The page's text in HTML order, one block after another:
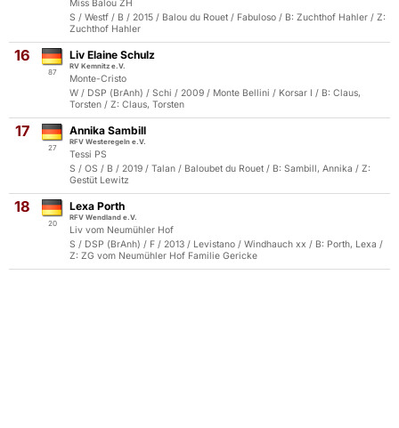
Miss Balou ZH
S / Westf / B / 2015 / Balou du Rouet / Fabuloso / B: Zuchthof Hahler / Z:
Zuchthof Hahler
16
87
Liv Elaine Schulz
RV Kemnitz e.V.
Monte-Cristo
W / DSP (BrAnh) / Schi / 2009 / Monte Bellini / Korsar I / B: Claus,
Torsten / Z: Claus, Torsten
17
27
Annika Sambill
RFV Westeregeln e.V.
Tessi PS
S / OS / B / 2019 / Talan / Baloubet du Rouet / B: Sambill, Annika / Z:
Gestüt Lewitz
18
20
Lexa Porth
RFV Wendland e.V.
Liv vom Neumühler Hof
S / DSP (BrAnh) / F / 2013 / Levistano / Windhauch xx / B: Porth, Lexa /
Z: ZG vom Neumühler Hof Familie Gericke